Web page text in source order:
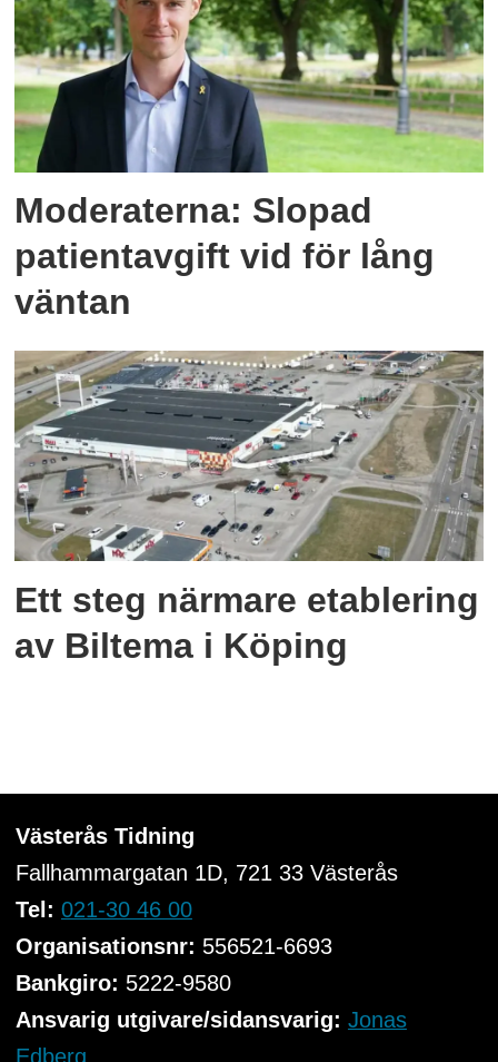
Moderaterna: Slopad
patientavgift vid för lång
väntan
Ett steg närmare etablering
av Biltema i Köping
Västerås Tidning
Fallhammargatan 1D, 721 33Västerås
Tel: 021-30 46 00
Organisationsnr: 556521-6693
Bankgiro: 5222-9580
Ansvarig utgivare/sidansvarig: Jonas
Edberg